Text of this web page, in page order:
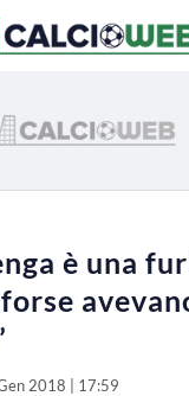
è una
2018 | 17:59